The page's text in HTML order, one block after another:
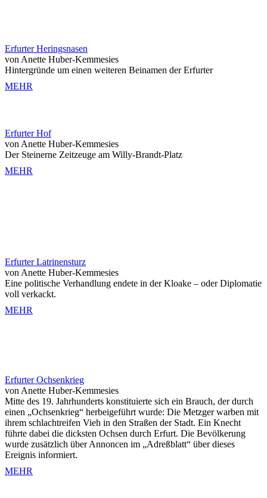
Erfurter Heringsnasen
von Anette Huber-Kemmesies
Hintergründe um einen weiteren Beinamen der Erfurter
MEHR
Erfurter Hof
von Anette Huber-Kemmesies
Der Steinerne Zeitzeuge am Willy-Brandt-Platz
MEHR
Erfurter Latrinensturz
von Anette Huber-Kemmesies
Eine politische Verhandlung endete in der Kloake – oder Diplomatie
voll verkackt.
MEHR
Erfurter Ochsenkrieg
von Anette Huber-Kemmesies
Mitte des 19. Jahrhunderts konstituierte sich ein Brauch, der durch
einen „Ochsenkrieg“ herbeigeführt wurde: Die Metzger warben mit
ihrem schlachtreifen Vieh in den Straßen der Stadt. Ein Knecht
führte dabei die dicksten Ochsen durch Erfurt. Die Bevölkerung
wurde zusätzlich über Annoncen im „Adreßblatt“ über dieses
Ereignis informiert.
MEHR